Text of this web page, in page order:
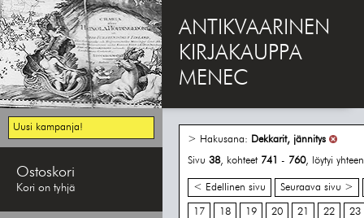
ANTIKVAARINEN
KIRJAKAUPPA
MENEC
Uusi kampanja!
Ostoskori
Kori on tyhjä
> Hakusana: Dekkarit, jännitys
Sivu 38, kohteet 741 - 760, löytyi
< Edellinen sivu Seuraava sivu >
17 18 19 20 21 22 23